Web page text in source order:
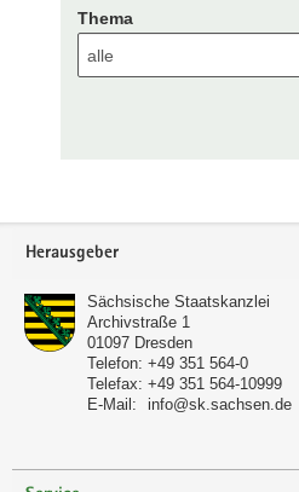
Thema
Footer-
Herausgeber
Sächsische Staatskanzlei
Archivstraße 1
01097 Dresden
Telefon: +49 351 564-0
Telefax: +49 351 564-10999
E-Mail:
info@sk.sachsen.de